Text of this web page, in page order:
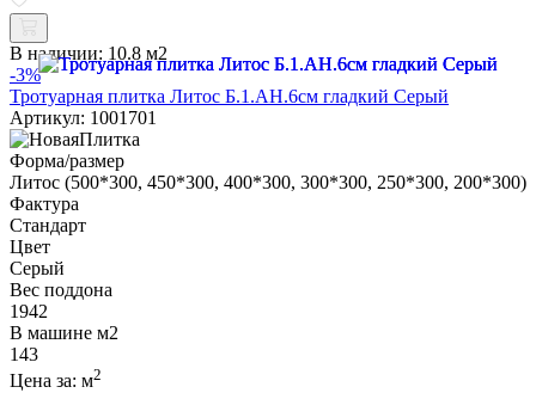
В наличии: 10.8 м2
-3%
Тротуарная плитка Литос Б.1.АН.6см гладкий Серый
Артикул: 1001701
Форма/размер
Литос (500*300, 450*300, 400*300, 300*300, 250*300, 200*300)
Фактура
Стандарт
Цвет
Серый
Вес поддона
1942
В машине м2
143
Цена за: м2